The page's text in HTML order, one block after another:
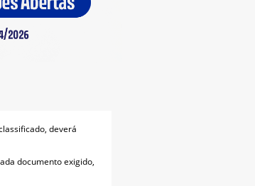
deverá
documento exigido,